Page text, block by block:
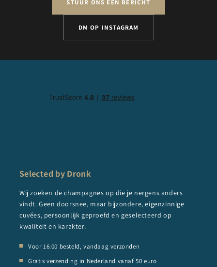
STUUR ONS EEN BERICHT
DM OP INSTAGRAM
Selected by Dronk
Wij zoeken de champagnes op die je nergens anders
vindt. Geen doorsnee, maar bijzondere, eigenzinnige
cuvées, persoonlijk geproefd en geselecteerd op
kwaliteit en karakter.
Voor 16:00 besteld, vandaag verzonden
Gratis verzending in Nederland vanaf 50 euro